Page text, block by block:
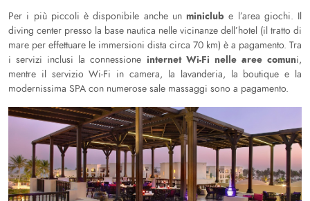
Per i più piccoli è disponibile anche un miniclube l’area giochi. Il
diving center presso la base nautica nelle vicinanze dell’hotel (il tratto di
mare per effettuare le immersioni dista circa 70 km) è a pagamento. Tra
i servizi inclusi la connessione internet Wi-Fi nelle aree comuni,
mentre il servizio Wi-Fi in camera, la lavanderia, la boutique e la
modernissima SPA con numerose sale massaggi sono a pagamento.